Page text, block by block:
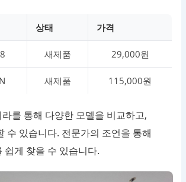
상태 가격
새제품 29,000원
새제품 115,000원
를 통해 다양한 모델을 비교하고,
수 있습니다. 전문가의 조언을 통해
쉽게 찾을 수 있습니다.